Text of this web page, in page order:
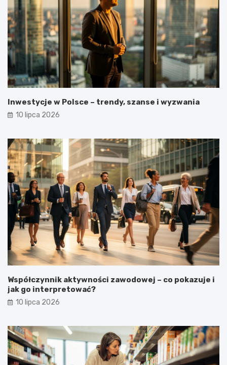
Inwestycje w Polsce – trendy, szanse i wyzwania
10 lipca 2026
Współczynnik aktywności zawodowej – co pokazuje i
jak go interpretować?
10 lipca 2026